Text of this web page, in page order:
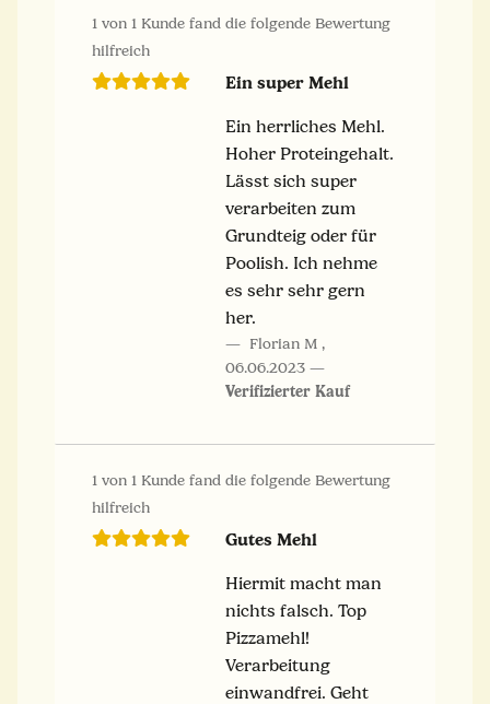
1 von 1 Kunde fand die folgende Bewertung
hilfreich
Ein super Mehl
Ein herrliches Mehl.
Hoher Proteingehalt.
Lässt sich super
verarbeiten zum
Grundteig oder für
Poolish. Ich nehme
es sehr sehr gern
her.
Florian M ,
06.06.2023
Verifizierter Kauf
1 von 1 Kunde fand die folgende Bewertung
hilfreich
Gutes Mehl
Hiermit macht man
nichts falsch. Top
Pizzamehl!
Verarbeitung
einwandfrei. Geht